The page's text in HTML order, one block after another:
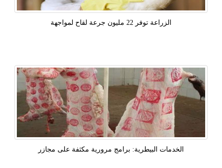
الزراعة توفر 22 مليون جرعة لقاح لمواجهة
الخدمات البيطرية: برامج مرورية مكثفة على مجازر